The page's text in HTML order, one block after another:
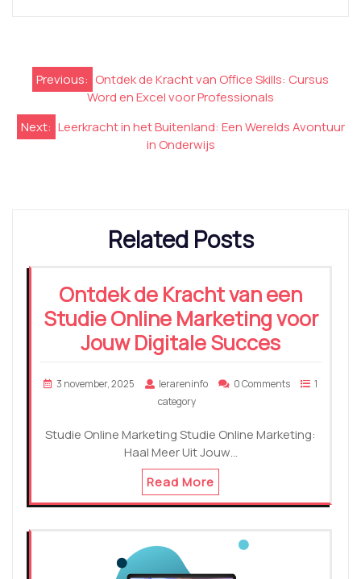
Berichtnavigatie
Previous: Ontdek de Kracht van Office Skills: Cursus
Word en Excel voor Professionals
Next: Leerkracht in het Buitenland: Een Werelds Avontuur
in Onderwijs
Related Posts
Ontdek de Kracht van een
Studie Online Marketing voor
Jouw Digitale Succes
3 november, 2025 lerareninfo 0 Comments
1
category
Studie Online Marketing Studie Online Marketing:
Haal Meer Uit Jouw…
Read More